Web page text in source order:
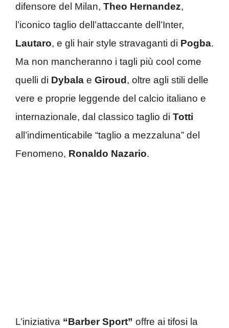
difensore del Milan, Theo Hernandez,
l’iconico taglio dell’attaccante dell’Inter,
Lautaro, e gli hair style stravaganti di Pogba.
Ma non mancheranno i tagli più cool come
quelli di Dybala e Giroud, oltre agli stili delle
vere e proprie leggende del calcio italiano e
internazionale, dal classico taglio di Totti
all’indimenticabile “taglio a mezzaluna” del
Fenomeno, Ronaldo Nazario.
L’iniziativa “Barber Sport” offre ai tifosi la